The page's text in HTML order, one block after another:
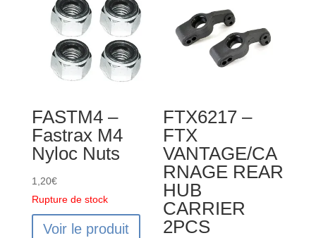
FASTM4 –
Fastrax M4
Nyloc Nuts
1,20€
Rupture de stock
Voir le produit
FTX6217 –
FTX
VANTAGE/CA
RNAGE REAR
HUB
CARRIER
2PCS